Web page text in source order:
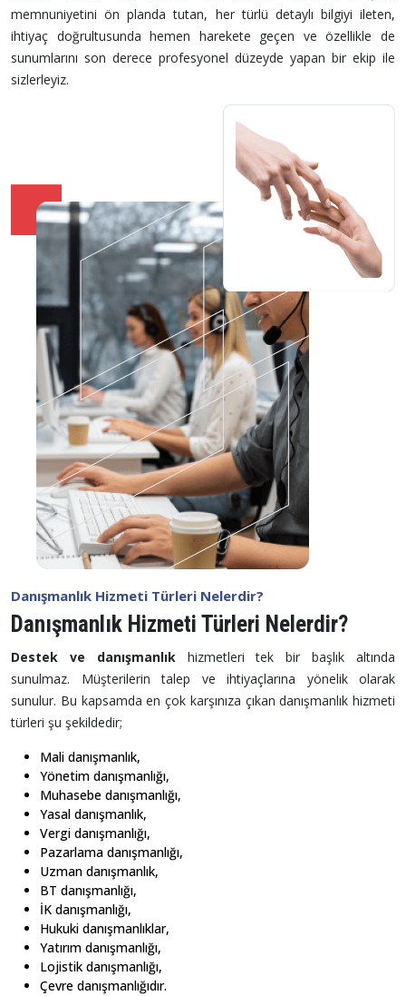
memnuniyetini ön planda tutan, her türlü detaylı bilgiyi ileten,
ihtiyaç doğrultusunda hemen harekete geçen ve özellikle de
sunumlarını son derece profesyonel düzeyde yapan bir ekip ile
sizlerleyiz.
Danışmanlık Hizmeti Türleri Nelerdir?
Danışmanlık Hizmeti Türleri Nelerdir?
Destek ve danışmanlık hizmetleri tek bir başlık altında
sunulmaz. Müşterilerin talep ve ihtiyaçlarına yönelik olarak
sunulur. Bu kapsamda en çok karşınıza çıkan danışmanlık hizmeti
türleri şu şekildedir;
Mali danışmanlık,
Yönetim danışmanlığı,
Muhasebe danışmanlığı,
Yasal danışmanlık,
Vergi danışmanlığı,
Pazarlama danışmanlığı,
Uzman danışmanlık,
BT danışmanlığı,
İK danışmanlığı,
Hukuki danışmanlıklar,
Yatırım danışmanlığı,
Lojistik danışmanlığı,
Çevre danışmanlığıdır.